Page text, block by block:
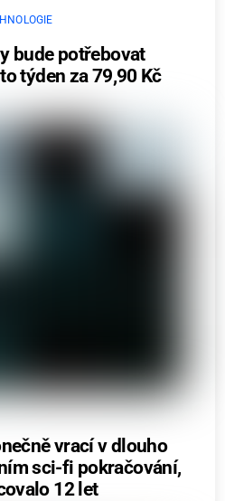
bude potřebovat
týden za 79,90 Kč
vrací v dlouho
sci-fi pokračování,
12 let